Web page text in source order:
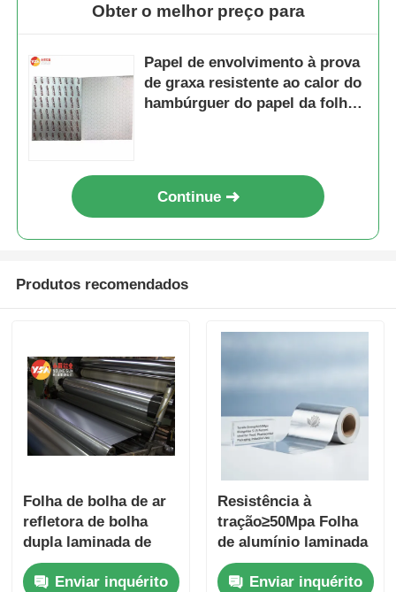
Obter o melhor preço para
Papel de envolvimento à prova
de graxa resistente ao calor do
hambúrguer do papel da folha
Continue
Produtos recomendados
Folha de bolha de ar
refletora de bolha
dupla laminada de
alumínio, barreira de
vapor reforçada de
Enviar inquérito
Resistência à
tração≥50Mpa Folha
de alumínio laminada
com alongamento de
5 a 15% Ideal para
Enviar inquérito